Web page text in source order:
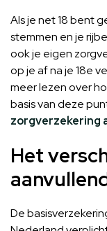
Als je net 18 bent
stemmen en je
ook je eigen
op je af na je 18e
meer lezen over
basis van deze
zorgverzekering
Het
De